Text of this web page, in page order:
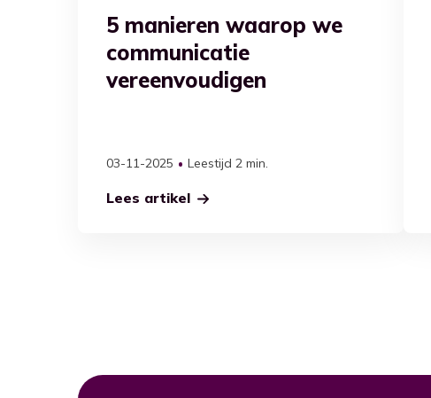
5 manieren waarop we
communicatie
vereenvoudigen
03-11-2025 Leestijd 2 min.
Lees artikel